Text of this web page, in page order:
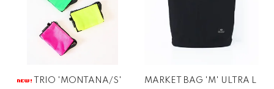
TRIO 'MONTANA/S'
MARKET BAG 'M' ULTRA L